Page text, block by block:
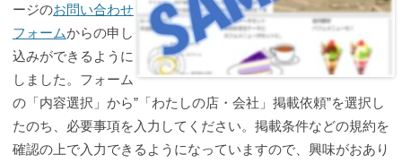
ージのお問い合わせ
フォームからの申し
込みができるように
しました。フォーム
の「内容選択」から”「わたしの店・会社」掲載依頼”を選択し
たのち、必要事項を入力してください。掲載条件などの規約を
確認の上で入力できるようになっていますので、興味がおあり